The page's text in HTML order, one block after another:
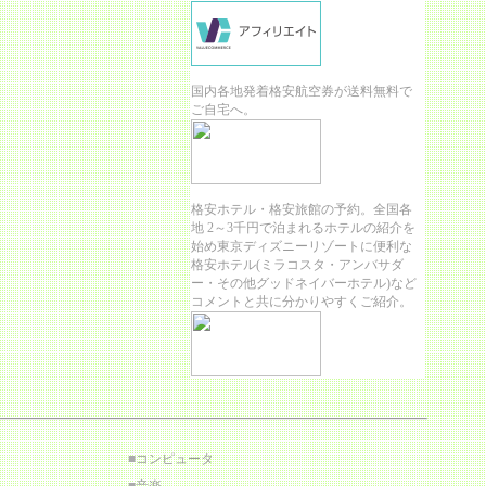
国内各地発着格安航空券が送料無料で
ご自宅へ。
格安ホテル・格安旅館の予約。全国各
地 2～3千円で泊まれるホテルの紹介を
始め東京ディズニーリゾートに便利な
格安ホテル(ミラコスタ・アンバサダ
ー・その他グッドネイバーホテル)など
コメントと共に分かりやすくご紹介。
■コンピュータ